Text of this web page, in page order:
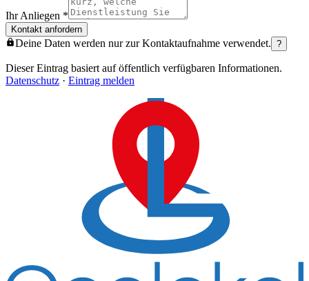
Ihr Anliegen *
Kontakt anfordern
Deine Daten werden nur zur Kontaktaufnahme verwendet. ?
Dieser Eintrag basiert auf öffentlich verfügbaren Informationen.
Datenschutz · Eintrag melden